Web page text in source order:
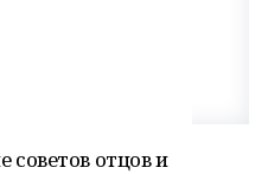
советов отцов и